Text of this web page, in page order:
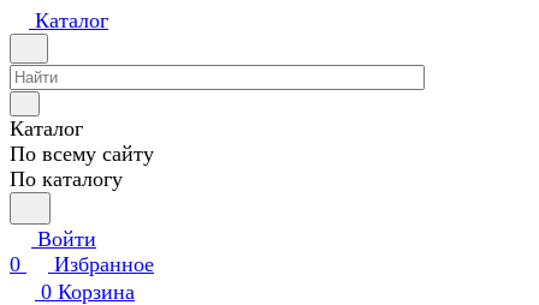
Каталог
Каталог
По всему сайту
По каталогу
Войти
0
Избранное
0 Корзина